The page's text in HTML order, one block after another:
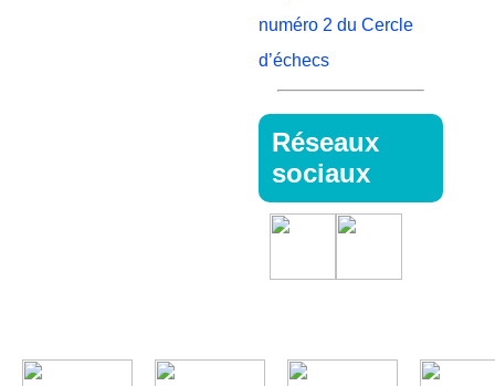
numéro 2 du Cercle
d’échecs
Réseaux
sociaux